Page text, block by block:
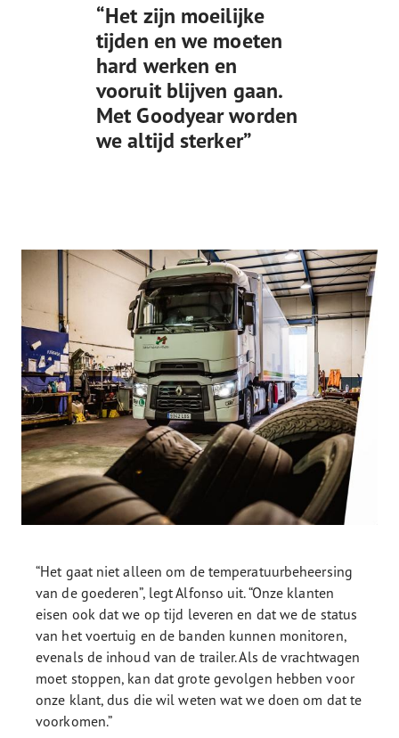
“Het zijn moeilijke
tijden en we moeten
hard werken en
vooruit blijven gaan.
Met Goodyear worden
we altijd sterker”
“Het gaat niet alleen om de temperatuurbeheersing
van de goederen”, legt Alfonso uit. “Onze klanten
eisen ook dat we op tijd leveren en dat we de status
van het voertuig en de banden kunnen monitoren,
evenals de inhoud van de trailer. Als de vrachtwagen
moet stoppen, kan dat grote gevolgen hebben voor
onze klant, dus die wil weten wat we doen om dat te
voorkomen.”